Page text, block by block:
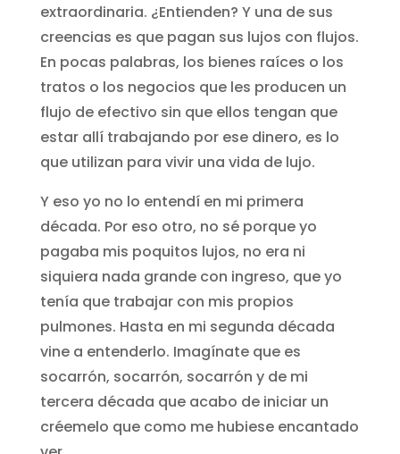
extraordinaria. ¿Entienden? Y una de sus
creencias es que pagan sus lujos con flujos.
En pocas palabras, los bienes raíces o los
tratos o los negocios que les producen un
flujo de efectivo sin que ellos tengan que
estar allí trabajando por ese dinero, es lo
que utilizan para vivir una vida de lujo.
Y eso yo no lo entendí en mi primera
década. Por eso otro, no sé porque yo
pagaba mis poquitos lujos, no era ni
siquiera nada grande con ingreso, que yo
tenía que trabajar con mis propios
pulmones. Hasta en mi segunda década
vine a entenderlo. Imagínate que es
socarrón, socarrón, socarrón y de mi
tercera década que acabo de iniciar un
créemelo que como me hubiese encantado